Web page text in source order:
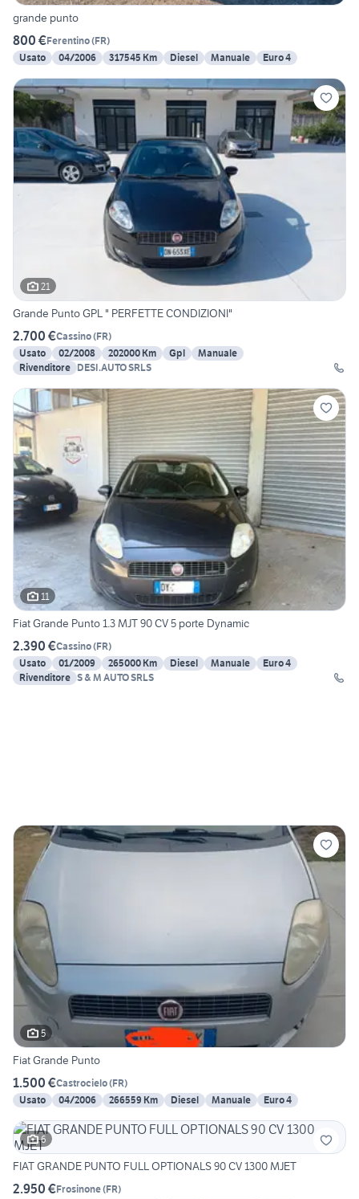
grande punto
800 €Ferentino(FR)
Usato
04/2006 317545 Km Diesel Manuale Euro 4
21
Grande Punto GPL " PERFETTE CONDIZIONI"
2.700 €Cassino(FR)
Usato
02/2008 202000 Km Gpl
Manuale
Rivenditore DESI.AUTO SRLS
11
Fiat Grande Punto 1.3 MJT 90 CV 5 porte Dynamic
2.390 €Cassino(FR)
Usato
01/2009 265000 Km Diesel Manuale
Euro 4
Rivenditore S & M AUTO SRLS
5
Fiat Grande Punto
1.500 €Castrocielo(FR)
Usato
04/2006 266559 Km Diesel Manuale Euro 4
6
FIAT GRANDE PUNTO FULL OPTIONALS 90 CV 1300 MJET
2.950 €Frosinone(FR)